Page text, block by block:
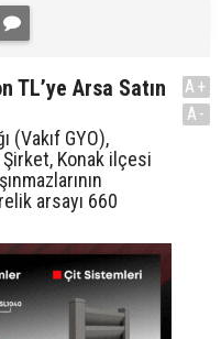
TL’ye Arsa Satın
(Vakıf GYO),
Şirket, Konak ilçesi
arsayı 660
A+
A-